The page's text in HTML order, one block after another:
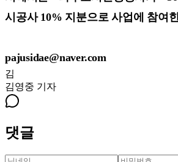
시공사 10% 지분으로 사업에 참여
pajusidae@naver.com
김
김영중 기자
댓글